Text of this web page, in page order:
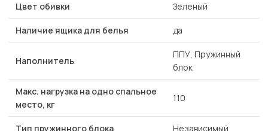
Цвет обивки Зеленый
Наличие ящика для белья да
Наполнитель
ППУ, Пружинный
блок
Макс. нагрузка на одно спальное
место, кг
110
Тип пружинного блока Независимый